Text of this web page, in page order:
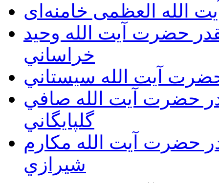
الله العظمی خامنه‌ای
حضرت آيت الله وحيد
خراساني
حضرت آيت الله سيستاني
حضرت آيت الله صافي
گلپايگاني
حضرت آيت الله مكارم
شيرازي